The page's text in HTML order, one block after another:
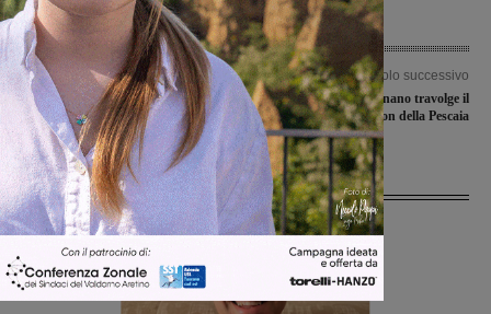
Articolo precedente
Gli under 21 della Futsal
Sangiovannese volano in testa
Articolo successivo
La Vigor Rignano travolge il
Castiglion della Pescaia
Ultime Notizie